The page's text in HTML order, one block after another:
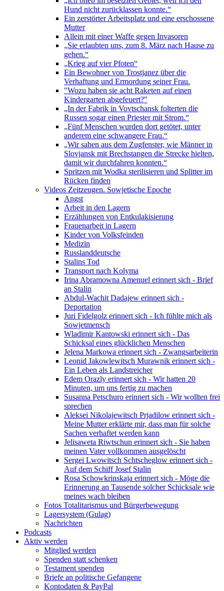
Hund nicht zurücklassen konnte.“
Ein zerstörter Arbeitsplatz und eine erschossene
Mutter
Allein mit einer Waffe gegen Invasoren
„Sie erlaubten uns, zum 8. März nach Hause zu
gehen.“
„Krieg auf vier Pfoten“
Ein Bewohner von Trostjanez über die
Verhaftung und Ermordung seiner Frau.
"Wozu haben sie acht Raketen auf einen
Kindergarten abgefeuert?"
„In der Fabrik in Vovtschansk folterten die
Russen sogar einen Priester mit Strom.“
„Fünf Menschen wurden dort getötet, unter
anderem eine schwangere Frau.“
„Wir sahen aus dem Zugfenster, wie Männer in
Slovjansk mit Brechstangen die Strecke hielten,
damit wir durchfahren konnten.“
Spritzen mit Wodka sterilisieren und Splitter im
Rücken finden
Videos Zeitzeugen. Sowjetische Epoche
Angst
Arbeit in den Lagern
Erzählungen von Entkulakisierung
Frauenarbeit in Lagern
Kinder von Volksfeinden
Medizin
Russlanddeutsche
Stalins Tod
Transport nach Kolyma
Irina Abramowna Amenuel erinnert sich - Brief
an Stalin
Abdul-Wachit Dadajew erinnert sich -
Deportation
Juri Fidelgolz erinnert sich - Ich fühlte mich als
Sowjetmensch
Wladimir Kantowski erinnert sich - Das
Schicksal eines glücklichen Menschen
Jelena Markowa erinnert sich - Zwangsarbeiterin
Leonid Jakowlewitsch Murawnik erinnert sich -
Ein Leben als Landstreicher
Edem Orazly erinnert sich - Wir hatten 20
Minuten, um uns fertig zu machen
Susanna Petschuro erinnert sich - Wir wollten frei
sprechen
Aleksei Nikolajewitsch Prjadilow erinnert sich -
Meine Mutter erklärte mir, dass man für solche
Sachen verhaftet werden kann
Jelisaweta Riwtschun erinnert sich - Sie haben
meinen Vater vollkommen ausgelöscht
Sergei Lwowitsch Schtscheglow erinnert sich -
Auf dem Schiff Josef Stalin
Rosa Schowkrinskaja erinnert sich - Möge die
Erinnerung an Tausende solcher Schicksale wie
meines wach bleiben
Fotos Totalitarismus und Bürgerbewegung
Lagersystem (Gulag)
Nachrichten
Podcasts
Aktiv werden
Mitglied werden
Spenden statt schenken
Testament spenden
Briefe an politische Gefangene
Kontodaten & PayPal